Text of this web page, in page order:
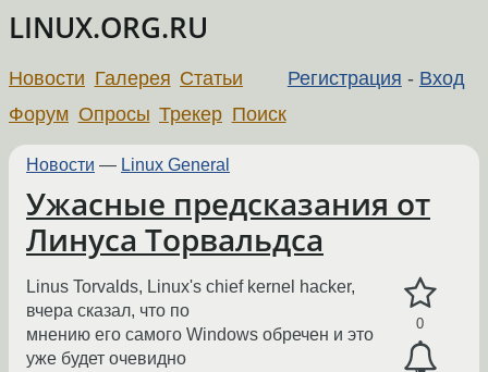
LINUX.ORG.RU
Регистрация - Вход
Новости Галерея Статьи
Форум Опросы Трекер Поиск
Новости — Linux General
Ужасные предсказания от
Линуса Торвальдса
0
Linus Torvalds, Linux's chief kernel hacker,
вчера сказал, что по
мнению его самого Windows обречен и это
уже будет очевидно